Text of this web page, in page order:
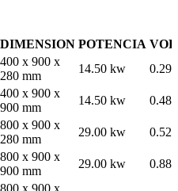
DIMENSION POTENCIA
400 x 900 x
280 mm
14.50 kw
0.29
400 x 900 x
900 mm
14.50 kw
0.48
800 x 900 x
280 mm
29.00 kw
0.52
800 x 900 x
900 mm
29.00 kw
0.88